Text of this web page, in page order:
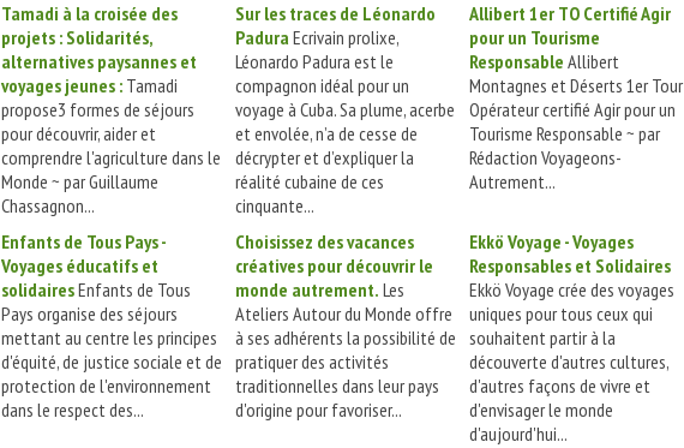
Tamadi à la croisée des
projets : Solidarités,
alternatives paysannes et
voyages jeunes : Tamadi
propose3 formes de séjours
pour découvrir, aider et
comprendre l'agriculture dans le
Monde ~ par Guillaume
Chassagnon...
Sur les traces de Léonardo
Padura Ecrivain prolixe,
Léonardo Padura est le
compagnon idéal pour un
voyage à Cuba. Sa plume, acerbe
et envolée, n’a de cesse de
décrypter et d’expliquer la
réalité cubaine de ces
cinquante...
Allibert 1er TO Certifié Agir
pour un Tourisme
Responsable Allibert
Montagnes et Déserts 1er Tour
Opérateur certifié Agir pour un
Tourisme Responsable ~ par
Rédaction Voyageons-
Autrement...
Enfants de Tous Pays -
Voyages éducatifs et
solidairesEnfants de Tous
Pays organise des séjours
mettant au centre les principes
d'équité, de justice sociale et de
protection de l'environnement
dans le respect des...
Choisissez des vacances
créatives pour découvrir le
monde autrement. Les
Ateliers Autour du Monde offre
à ses adhérents la possibilité de
pratiquer des activités
traditionnelles dans leur pays
d'origine pour favoriser...
Ekkö Voyage - Voyages
Responsables et Solidaires
Ekkö Voyage crée des voyages
uniques pour tous ceux qui
souhaitent partir à la
découverte d'autres cultures,
d'autres façons de vivre et
d'envisager le monde
d'aujourd'hui...